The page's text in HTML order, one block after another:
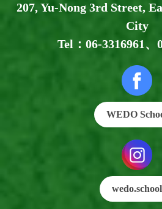
207, Yu-Nong 3rd Street,
City
Tel： 06-3316961 、
WEDO
wedo.school